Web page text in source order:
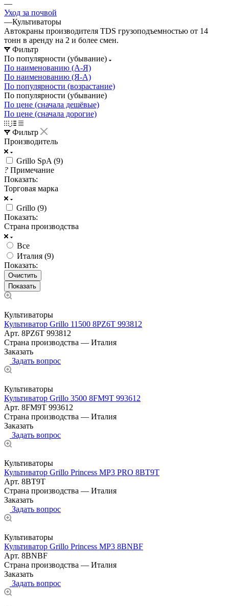
—
Уход за почвой
—Культиваторы
Автокраны производителя TDS грузоподъемностью от 14
тонн в аренду на 2 и более смен.
Фильтр
По популярности (убывание)
По наименованию (А-Я)
По наименованию (Я-А)
По популярности (возрастание)
По популярности (убывание)
По цене (сначала дешёвые)
По цене (сначала дорогие)
Фильтр
Производитель
Grillo SpA (9)
? Примечание
Показать:
Торговая марка
Grillo (9)
Показать:
Страна производства
Все
Италия (9)
Показать:
Очистить
Культиваторы
Культиватор Grillo 11500 8PZ6T 993812
Арт. 8PZ6T 993812
Страна производства — Италия
Заказать
Задать вопрос
Культиваторы
Культиватор Grillo 3500 8FM9T 993612
Арт. 8FM9T 993612
Страна производства — Италия
Заказать
Задать вопрос
Культиваторы
Культиватор Grillo Princess MP3 PRO 8BT9T
Арт. 8BT9T
Страна производства — Италия
Заказать
Задать вопрос
Культиваторы
Культиватор Grillo Princess MP3 8BNBF
Арт. 8BNBF
Страна производства — Италия
Заказать
Задать вопрос